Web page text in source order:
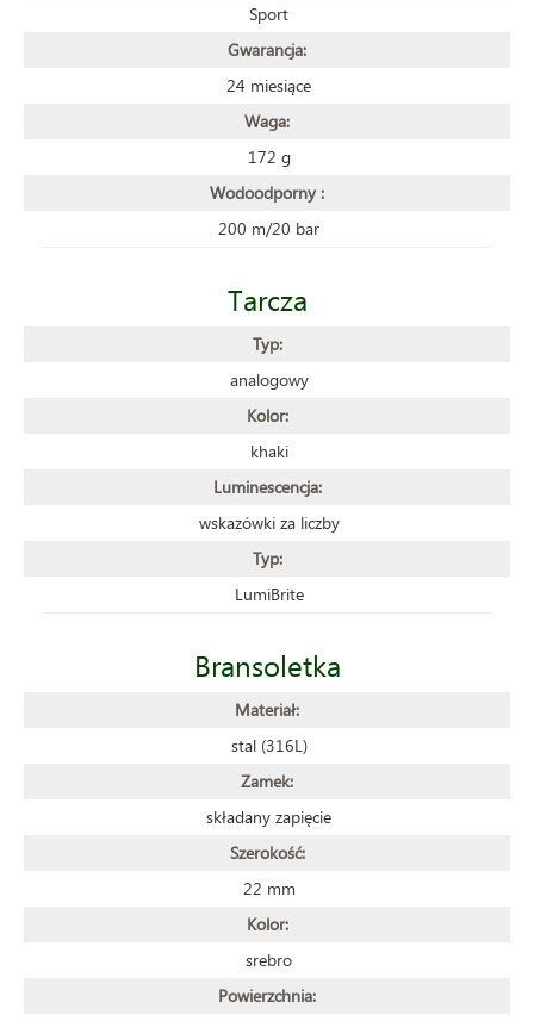
Sport
Gwarancja:
24 miesiące
Waga:
172 g
Wodoodporny :
200 m/20 bar
Tarcza
Typ:
analogowy
Kolor:
khaki
Luminescencja:
wskazówki za liczby
Typ:
LumiBrite
Bransoletka
Materiał:
stal (316L)
Zamek:
składany zapięcie
Szerokość:
22 mm
Kolor:
srebro
Powierzchnia: